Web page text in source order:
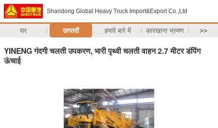
Shandong Global Heavy Truck Import&Export Co.,Ltd
घर उत्पादों हमारे बारे में कारखाना भ्रमण >>
YINENG गंदगी चलती उपकरण, भारी पृथ्वी चलती वाहन 2.7 मीटर डंपिंग
ऊंचाई